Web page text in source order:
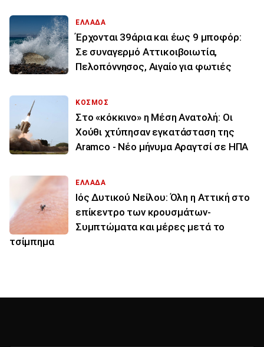
ΕΛΛΑΔΑ
Έρχονται 39άρια και έως 9 μποφόρ:
Σε συναγερμό Αττικοιβοιωτία,
Πελοπόννησος, Αιγαίο για φωτιές
ΚΟΣΜΟΣ
Στο «κόκκινο» η Μέση Ανατολή: Οι
Χούθι χτύπησαν εγκατάσταση της
Aramco - Νέο μήνυμα Αραγτσί σε ΗΠΑ
ΕΛΛΑΔΑ
Ιός Δυτικού Νείλου: Όλη η Αττική στο
επίκεντρο των κρουσμάτων-
Συμπτώματα και μέρες μετά το
τσίμπημα